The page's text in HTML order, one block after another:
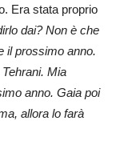
Era stata proprio
dai? Non è che
il prossimo anno.
Mia
anno. Gaia poi
allora lo farà